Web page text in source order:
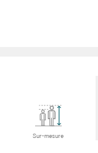
Sur-mesure